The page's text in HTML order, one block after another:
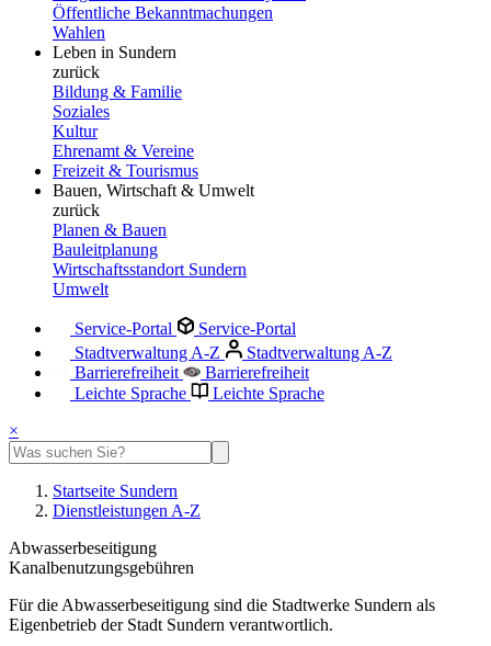
Öffentliche Bekanntmachungen
Wahlen
Leben in Sundern
zurück
Bildung & Familie
Soziales
Kultur
Ehrenamt & Vereine
Freizeit & Tourismus
Bauen, Wirtschaft & Umwelt
zurück
Planen & Bauen
Bauleitplanung
Wirtschaftsstandort Sundern
Umwelt
Service-Portal
Service-Portal
Stadtverwaltung A-Z
Stadtverwaltung A-Z
Barrierefreiheit
Barrierefreiheit
Leichte Sprache
Leichte Sprache
×
Startseite Sundern
Dienstleistungen A-Z
Abwasserbeseitigung
Kanalbenutzungsgebühren
Für die Abwasserbeseitigung sind die Stadtwerke Sundern als
Eigenbetrieb der Stadt Sundern verantwortlich.